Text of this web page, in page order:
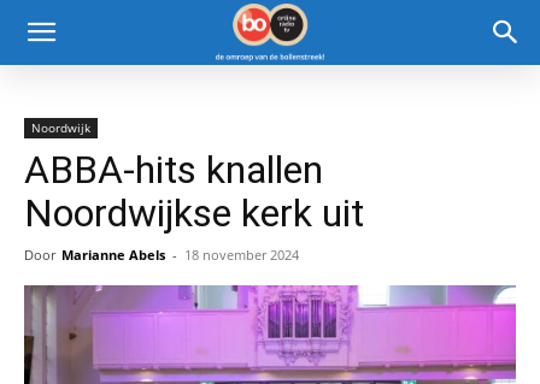
Noordwijk
ABBA-hits knallen
Noordwijkse kerk uit
Door Marianne Abels - 18 november 2024